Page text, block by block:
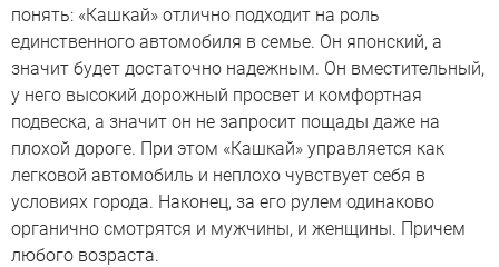
понять: «Кашкай» отлично подходит на роль
единственного автомобиля в семье. Он японский, а
значит будет достаточно надежным. Он вместительный,
у него высокий дорожный просвет и комфортная
подвеска, а значит он не запросит пощады даже на
плохой дороге. При этом «Кашкай» управляется как
легковой автомобиль и неплохо чувствует себя в
условиях города. Наконец, за его рулем одинаково
органично смотрятся и мужчины, и женщины. Причем
любого возраста.